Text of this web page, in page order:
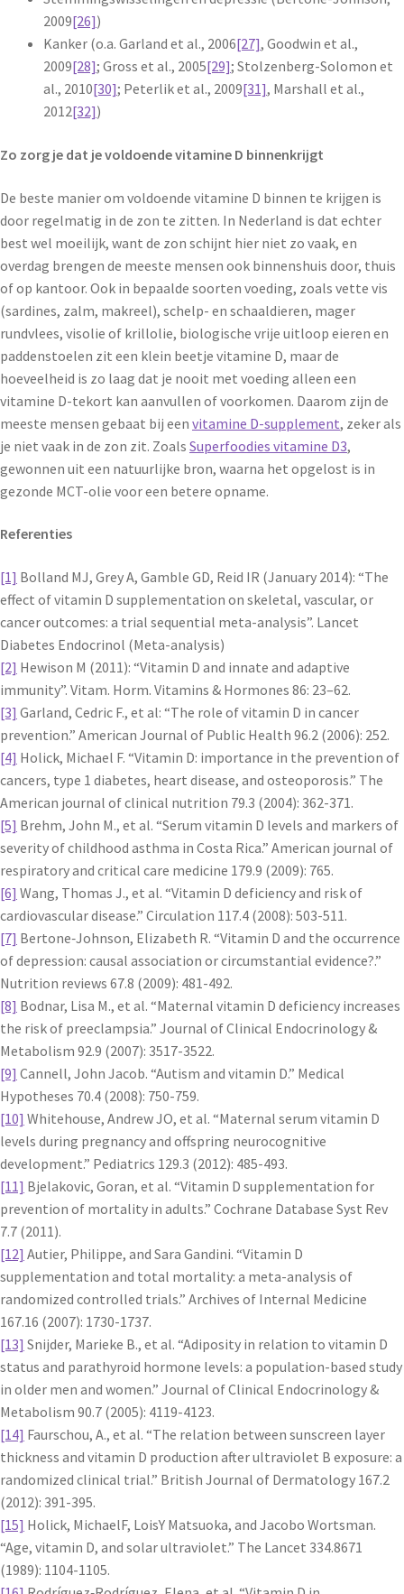
2009[26])
Kanker (o.a. Garland et al., 2006[27], Goodwin et al.,
2009[28]; Gross et al., 2005[29]; Stolzenberg-Solomon et
al., 2010[30]; Peterlik et al., 2009[31], Marshall et al.,
2012[32])
Zo zorg je dat je voldoende vitamine D binnenkrijgt
De beste manier om voldoende vitamine D binnen te krijgen is
door regelmatig in de zon te zitten. In Nederland is dat echter
best wel moeilijk, want de zon schijnt hier niet zo vaak, en
overdag brengen de meeste mensen ook binnenshuis door, thuis
of op kantoor. Ook in bepaalde soorten voeding, zoals vette vis
(sardines, zalm, makreel), schelp- en schaaldieren, mager
rundvlees, visolie of krillolie, biologische vrije uitloop eieren en
paddenstoelen zit een klein beetje vitamine D, maar de
hoeveelheid is zo laag dat je nooit met voeding alleen een
vitamine D-tekort kan aanvullen of voorkomen. Daarom zijn de
meeste mensen gebaat bij een vitamine D-supplement, zeker als
je niet vaak in de zon zit. Zoals Superfoodies vitamine D3,
gewonnen uit een natuurlijke bron, waarna het opgelost is in
gezonde MCT-olie voor een betere opname.
Referenties
[1] Bolland MJ, Grey A, Gamble GD, Reid IR (January 2014): “The
effect of vitamin D supplementation on skeletal, vascular, or
cancer outcomes: a trial sequential meta-analysis”. Lancet
Diabetes Endocrinol (Meta-analysis)
[2] Hewison M (2011): “Vitamin D and innate and adaptive
immunity”. Vitam. Horm. Vitamins & Hormones 86: 23–62.
[3] Garland, Cedric F., et al: “The role of vitamin D in cancer
prevention.” American Journal of Public Health 96.2 (2006): 252.
[4] Holick, Michael F. “Vitamin D: importance in the prevention of
cancers, type 1 diabetes, heart disease, and osteoporosis.” The
American journal of clinical nutrition 79.3 (2004): 362-371.
[5] Brehm, John M., et al. “Serum vitamin D levels and markers of
severity of childhood asthma in Costa Rica.” American journal of
respiratory and critical care medicine 179.9 (2009): 765.
[6] Wang, Thomas J., et al. “Vitamin D deficiency and risk of
cardiovascular disease.” Circulation 117.4 (2008): 503-511.
[7] Bertone‐Johnson, Elizabeth R. “Vitamin D and the occurrence
of depression: causal association or circumstantial evidence?.”
Nutrition reviews 67.8 (2009): 481-492.
[8] Bodnar, Lisa M., et al. “Maternal vitamin D deficiency increases
the risk of preeclampsia.” Journal of Clinical Endocrinology &
Metabolism 92.9 (2007): 3517-3522.
[9] Cannell, John Jacob. “Autism and vitamin D.” Medical
Hypotheses 70.4 (2008): 750-759.
[10] Whitehouse, Andrew JO, et al. “Maternal serum vitamin D
levels during pregnancy and offspring neurocognitive
development.” Pediatrics 129.3 (2012): 485-493.
[11] Bjelakovic, Goran, et al. “Vitamin D supplementation for
prevention of mortality in adults.” Cochrane Database Syst Rev
7.7 (2011).
[12] Autier, Philippe, and Sara Gandini. “Vitamin D
supplementation and total mortality: a meta-analysis of
randomized controlled trials.” Archives of Internal Medicine
167.16 (2007): 1730-1737.
[13] Snijder, Marieke B., et al. “Adiposity in relation to vitamin D
status and parathyroid hormone levels: a population-based study
in older men and women.” Journal of Clinical Endocrinology &
Metabolism 90.7 (2005): 4119-4123.
[14] Faurschou, A., et al. “The relation between sunscreen layer
thickness and vitamin D production after ultraviolet B exposure: a
randomized clinical trial.” British Journal of Dermatology 167.2
(2012): 391-395.
[15] Holick, MichaelF, LoisY Matsuoka, and Jacobo Wortsman.
“Age, vitamin D, and solar ultraviolet.” The Lancet 334.8671
(1989): 1104-1105.